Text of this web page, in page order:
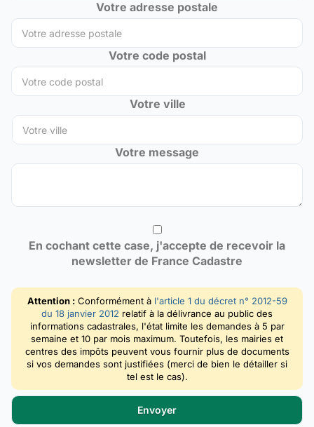
Votre adresse postale
Votre code postal
Votre ville
Votre message
En cochant cette case, j'accepte de recevoir la
newsletter de France Cadastre
Attention :Conformément à l'article 1 du décret n° 2012-59
du 18 janvier 2012 relatif à la délivrance au public des
informations cadastrales, l'état limite les demandes à 5 par
semaine et 10 par mois maximum. Toutefois, les mairies et
centres des impôts peuvent vous fournir plus de documents
si vos demandes sont justifiées (merci de bien le détailler si
tel est le cas).